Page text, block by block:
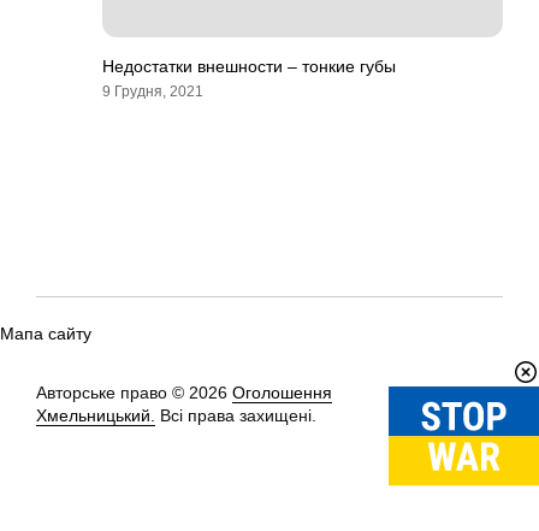
Недостатки внешности – тонкие губы
9 Грудня, 2021
Мапа сайту
Авторське право © 2026 Оголошення
Хмельницький.
Всі права захищені.
Вгору↑